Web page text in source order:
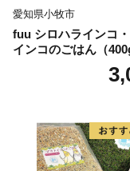
愛知県小牧市
fuu シロハラインコ
インコのごはん（